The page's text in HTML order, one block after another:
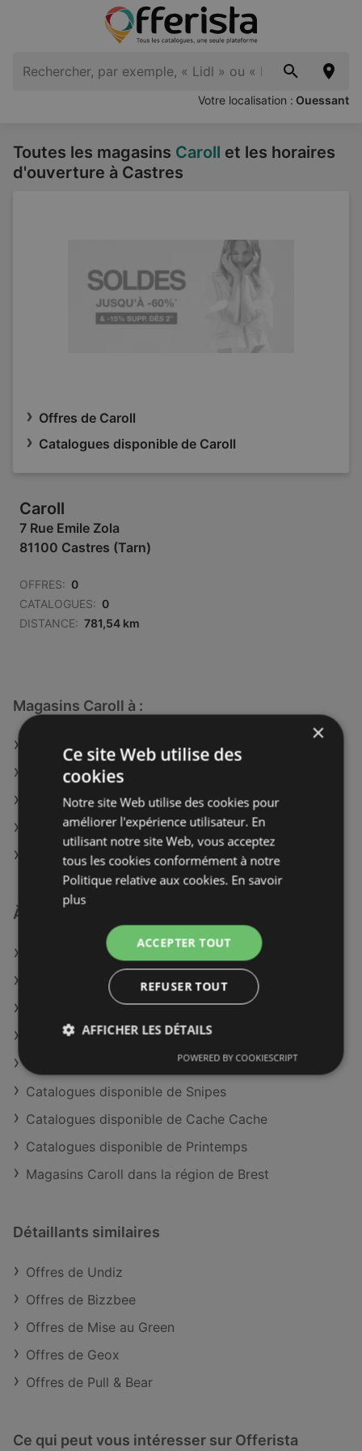
Votre localisation : Ouessant
Toutes les magasins Caroll et les horaires
d'ouverture à Castres
Offres de Caroll
Catalogues disponible de Caroll
Caroll
7 Rue Emile Zola
81100 Castres (Tarn)
OFFRES: 0
CATALOGUES: 0
DISTANCE: 781,54 km
Magasins Caroll à :
Caroll à Sens
Caroll à Montreuil
Caroll à Castres
Caroll à Istres
Caroll à Boulogne-Billancourt
À découvrir aussi
Offres de Caroll
Offres de Ulla Popken
Offres de Christine Laure
Catalogues disponible de La Halle
Catalogues disponible de Undiz
Catalogues disponible de Snipes
Catalogues disponible de Cache Cache
Catalogues disponible de Printemps
Magasins Caroll dans la région de Brest
Détaillants similaires
Offres de Undiz
Offres de Bizzbee
Offres de Mise au Green
Offres de Geox
Offres de Pull & Bear
Ce qui peut vous intéresser sur Offerista
×
Ce site Web utilise des
cookies
Notre site Web utilise des cookies pour
améliorer l'expérience utilisateur. En
utilisant notre site Web, vous acceptez
tous les cookies conformément à notre
Politique relative aux cookies. En savoir
plus
ACCEPTER TOUT
REFUSER TOUT
AFFICHER LES DÉTAILS
POWERED BY COOKIESCRIPT